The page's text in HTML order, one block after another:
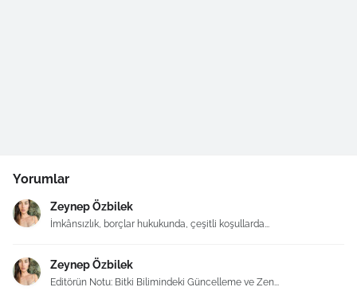
Yorumlar
Zeynep Özbilek
İmkânsızlık, borçlar hukukunda, çeşitli koşullarda...
Zeynep Özbilek
Editörün Notu: Bitki Bilimindeki Güncelleme ve Zen...